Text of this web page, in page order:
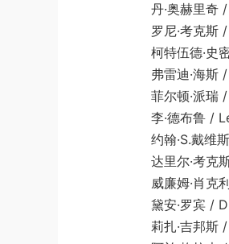
丹·奥赫里奇 /
罗尼·考克斯 /
柯特伍德·史密斯
弗雷迪·海斯 /
菲尔顿·派瑞 /
李·德布鲁 / Lee
约翰·S.戴维斯 /
达里尔·考克斯 /
威廉姆·肖克利 /
黛安·罗宾 /
莉扎·吉邦斯 /